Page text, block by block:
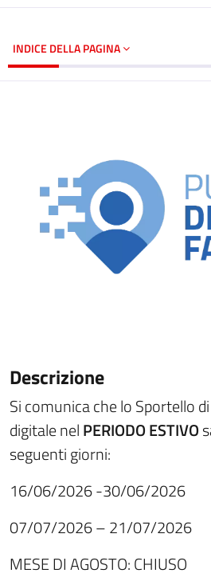
INDICE DELLA PAGINA
Descrizione
Si comunica che lo Sportello
digitale nelPERIODO ESTIVO
seguenti giorni:
16/06/2026 -30/06/2026
07/07/2026 – 21/07/2026
MESE DI AGOSTO: CHIUSO